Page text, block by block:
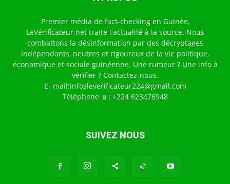
Premier média de fact-checking en Guinée,
LeVérificateur.net traite l'actualité à la source. Nous
combattons la désinformation par des décryptages
indépendants, neutres et rigoureux de la vie politique,
économique et sociale guinéenne. Une rumeur ? Une info à
vérifier ? Contactez-nous.
E- mail:infosleverificateur224@gmail.com
Téléphone 📱: +224 623476948
SUIVEZ NOUS